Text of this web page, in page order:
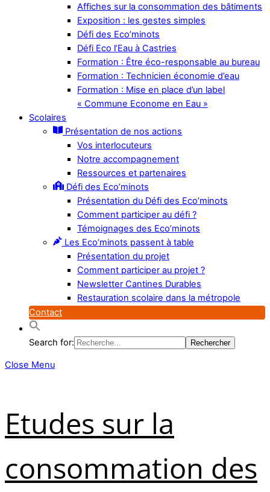
Affiches sur la consommation des bâtiments
Exposition : les gestes simples
Défi des Eco’minots
Défi Eco l’Eau à Castries
Formation : Être éco-responsable au bureau
Formation : Technicien économie d’eau
Formation : Mise en place d’un label
« Commune Econome en Eau »
Scolaires
Présentation de nos actions
Vos interlocuteurs
Notre accompagnement
Ressources et partenaires
Défi des Eco’minots
Présentation du Défi des Eco’minots
Comment participer au défi ?
Témoignages des Eco’minots
Les Eco’minots passent à table
Présentation du projet
Comment participer au projet ?
Newsletter Cantines Durables
Restauration scolaire dans la métropole
Contact
Search for:
Close Menu
Etudes sur la
consommation des